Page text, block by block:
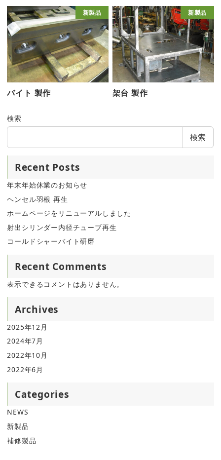
新製品
バイト 製作
新製品
架台 製作
検索
検索
Recent Posts
年末年始休業のお知らせ
ヘンセル羽根 再生
ホームページをリニューアルしました
射出シリンダー内径チューブ再生
コールドシャーバイト研磨
Recent Comments
表示できるコメントはありません。
Archives
2025年12月
2024年7月
2022年10月
2022年6月
Categories
NEWS
新製品
補修製品